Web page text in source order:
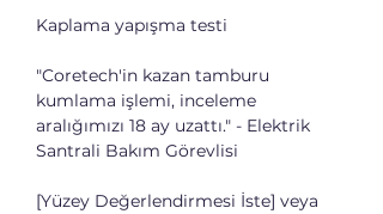
Kaplama yapışma testi
"Coretech'in kazan tamburu
kumlama işlemi, inceleme
aralığımızı 18 ay uzattı." - Elektrik
Santrali Bakım Görevlisi
[Yüzey Değerlendirmesi İste] veya